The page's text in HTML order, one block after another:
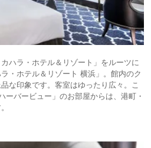
ハラ・ホテル＆リゾート」をルーツに
・ホテル＆リゾート 横浜」。館内のク
な印象です。客室はゆったり広々。こ
ーバービュー」のお部屋からは、港町・